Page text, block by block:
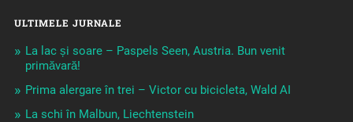
ULTIMELE JURNALE
La lac și soare – Paspels Seen, Austria. Bun venit
primăvară!
Prima alergare în trei – Victor cu bicicleta, Wald AI
La schi în Malbun, Liechtenstein